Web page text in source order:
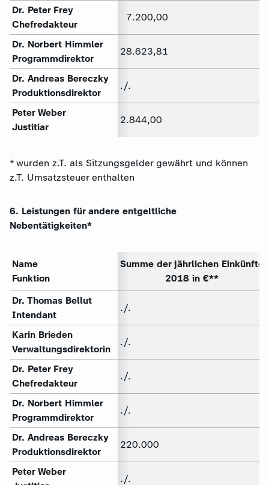
Dr. Peter Frey
Chefredakteur
7.200,00
Dr. Norbert Himmler
Programmdirektor
28.623,81
Dr. Andreas Bereczky
Produktionsdirektor
./.
Peter Weber
Justitiar
2.844,00
* wurden z.T. als Sitzungsgelder gewährt und können
z.T. Umsatzsteuer enthalten
6. Leistungen für andere entgeltliche
Nebentätigkeiten*
Name
Funktion
Summe der jährlichen Einkünfte
2018 in €**
Dr. Thomas Bellut
Intendant
./.
Karin Brieden
Verwaltungsdirektorin
./.
Dr. Peter Frey
Chefredakteur
./.
Dr. Norbert Himmler
Programmdirektor
./.
Dr. Andreas Bereczky
Produktionsdirektor
220.000
Peter Weber
./.